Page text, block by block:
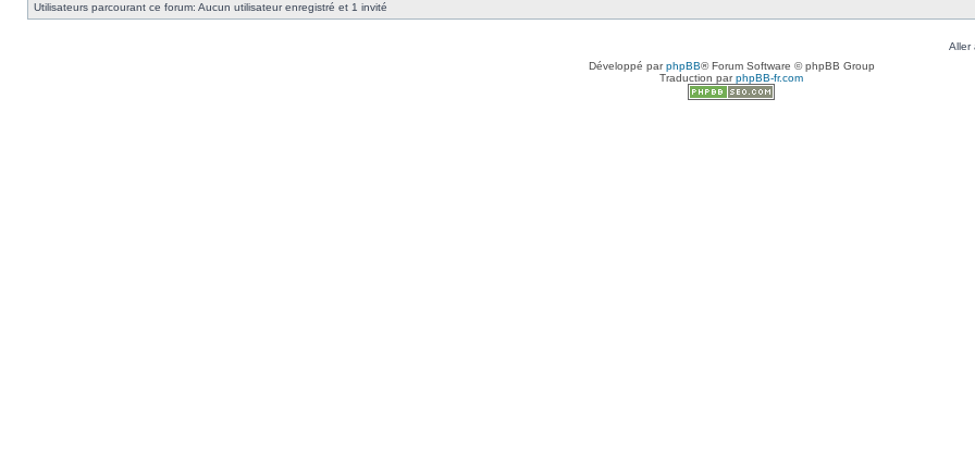
Utilisateurs parcourant ce forum: Aucun utilisateur enregistré et 1 invité
Aller
Développé parphpBB® Forum Software © phpBB Group
Traduction parphpBB-fr.com